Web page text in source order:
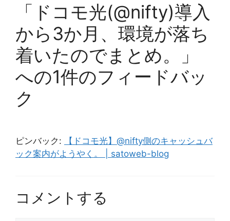
「ドコモ光(@nifty)導入
から3か月、環境が落ち
着いたのでまとめ。」
への1件のフィードバッ
ク
ピンバック:
【ドコモ光】@nifty側のキャッシュバ
ック案内がようやく。 | satoweb-blog
コメントする